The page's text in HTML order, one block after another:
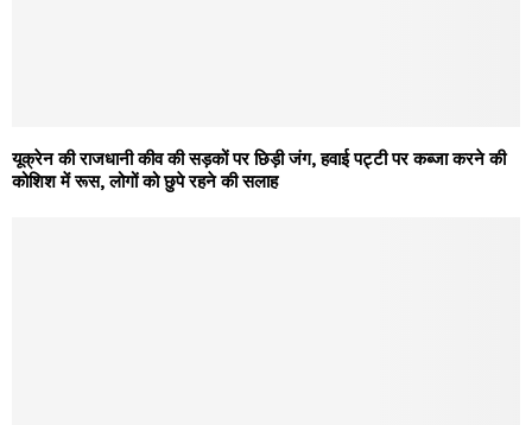
यूक्रेन की राजधानी कीव की सड़कों पर छिड़ी जंग, हवाई पट्टी पर कब्जा करने की
कोशिश में रूस, लोगों को छुपे रहने की सलाह